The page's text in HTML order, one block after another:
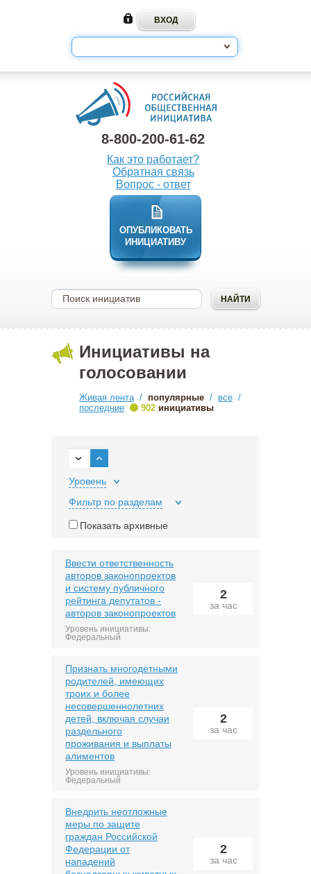
8-800-200-61-62
Как это работает?
Обратная связь
Вопрос - ответ
ОПУБЛИКОВАТЬ
ИНИЦИАТИВУ
Инициативы на
голосовании
Живая лента / популярные / все /
последние
•
902 инициативы
Уровень
Фильтр по разделам
Показать архивные
2
за час
Ввести ответственность
авторов законопроектов
и систему публичного
рейтинга депутатов -
авторов законопроектов
Уровень инициативы:
Федеральный
2
за час
Признать многодетными
родителей, имеющих
троих и более
несовершеннолетних
детей, включая случаи
раздельного
проживания и выплаты
алиментов
Уровень инициативы:
Федеральный
2
за час
Внедрить неотложные
меры по защите
граждан Российской
Федерации от
нападений